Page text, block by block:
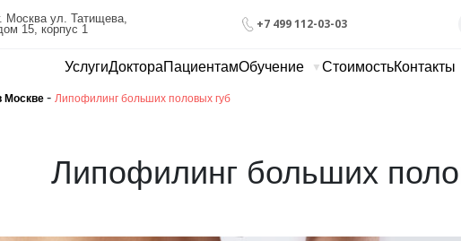
Москва ул. Татищева,
15, корпус 1
+7 499 112-03-03
УслугиДоктораПациентамОбучение СтоимостьКонтакты
Москве - Липофилинг больших половых губ
Липофилинг больших